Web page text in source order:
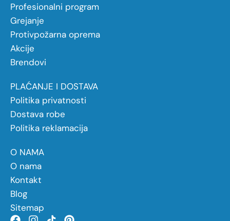
Profesionalni program
Grejanje
Protivpožarna oprema
Akcije
Brendovi
PLAĆANJE I DOSTAVA
Politika privatnosti
Dostava robe
Politika reklamacija
O NAMA
O nama
Kontakt
Blog
Sitemap